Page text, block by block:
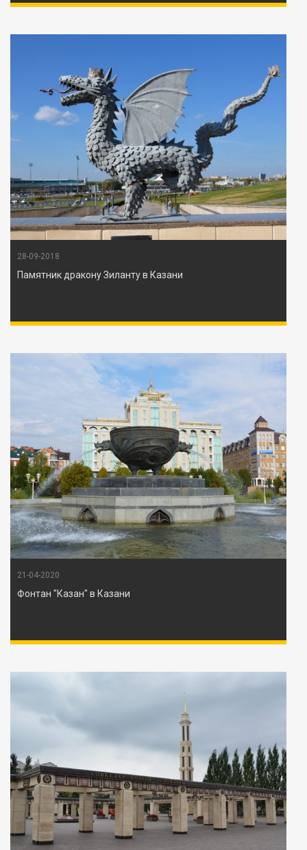
28-09-2018
Памятник дракону Зиланту в Казани
21-04-2020
Фонтан "Казан" в Казани